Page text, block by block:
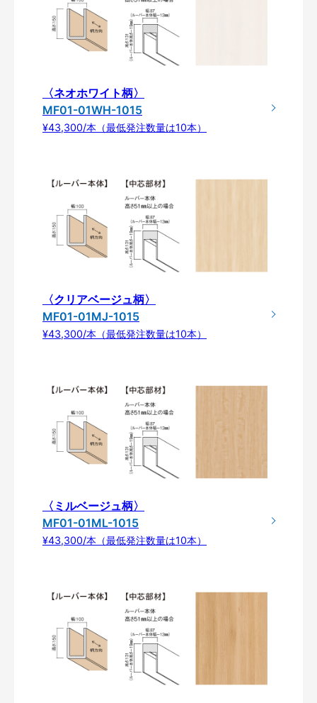
〈ネオホワイト柄〉
MF01-01WH-1015
¥43,300/本（最低発注数量は10本）
〈クリアベージュ柄〉
MF01-01MJ-1015
¥43,300/本（最低発注数量は10本）
〈ミルベージュ柄〉
MF01-01ML-1015
¥43,300/本（最低発注数量は10本）